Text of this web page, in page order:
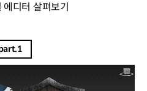
디터 살펴보기